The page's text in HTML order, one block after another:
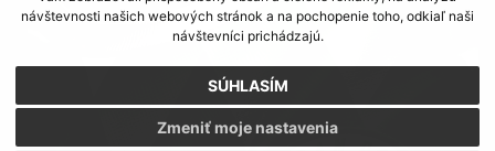
návštevnosti našich webových stránok a na pochopenie toho, odkiaľ naši
návštevníci prichádzajú.
SÚHLASÍM
Zmeniť moje nastavenia